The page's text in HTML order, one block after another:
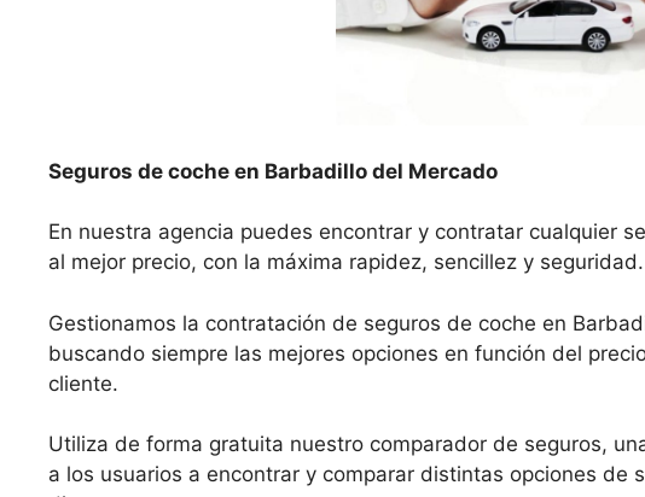
Seguros de coche en Barbadillo del Mercado
En nuestra agencia puedes encontrar y contratar cualquier
al mejor precio, con la máxima rapidez, sencillez y seguridad.
Gestionamos la contratación de seguros de coche en
buscando siempre las mejores opciones en función del
cliente.
Utiliza de forma gratuita nuestro comparador de seguros,
a los usuarios a encontrar y comparar distintas opciones de